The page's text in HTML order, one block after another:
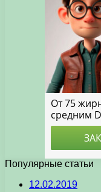
Популярные статьи
12.02.2019